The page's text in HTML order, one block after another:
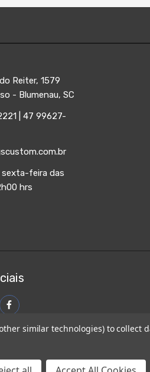
Reiter, 1579
- Blumenau, SC
| 47 99627-
sexta-feira das
hrs
similar technologies) to collect